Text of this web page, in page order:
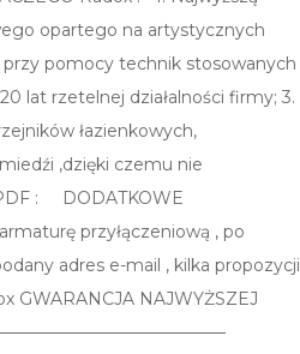
opartego na artystycznych
pomocy technik stosowanych
lat rzetelnej działalności firmy; 3.
łazienkowych,
,dzięki czemu nie
: DODATKOWE
przyłączeniową , po
adres e-mail , kilka propozycji
GWARANCJA NAJWYŻSZEJ